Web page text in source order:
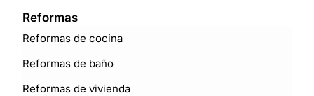
Reformas
Reformas de cocina
Reformas de baño
Reformas de vivienda